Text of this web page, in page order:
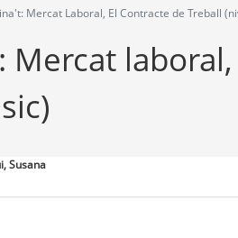
Mercat Laboral, El Contracte de Treball
Mercat
Susana